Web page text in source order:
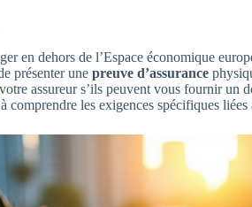
en dehors de l’Espace économique
présenter une preuve d’assurance
assureur s’ils peuvent vous fournir un
comprendre les exigences spécifiques liées